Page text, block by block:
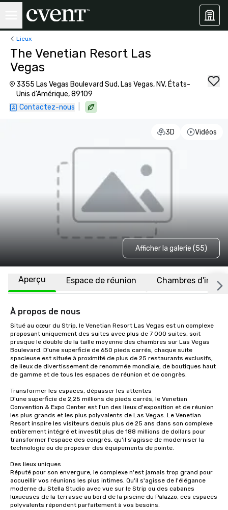
Lieux
The Venetian Resort Las
Vegas
3355 Las Vegas Boulevard Sud, Las Vegas, NV, États-
Unis d'Amérique, 89109
Contactez-nous
3D Vidéos
Afficher la galerie (55)
Aperçu Espace de réunion Chambres
À propos de nous
Situé au cœur du Strip, le Venetian Resort Las Vegas est un complexe
proposant uniquement des suites avec plus de 7 000 suites, soit
presque le double de la taille moyenne des chambres sur Las Vegas
Boulevard. D'une superficie de 650 pieds carrés, chaque suite
spacieuse est située à proximité de plus de 25 restaurants exclusifs,
de lieux de divertissement de renommée mondiale, de boutiques haut
de gamme et de tous les espaces de réunion et de congrès.
Transformer les espaces, dépasser les attentes
D'une superficie de 2,25 millions de pieds carrés, le Venetian
Convention & Expo Center est l'un des lieux d'exposition et de réunion
les plus grands et les plus polyvalents de Las Vegas. Le Venetian
Resort inspire les visiteurs depuis plus de 25 ans dans son complexe
entièrement intégré et investit plus de 188 millions de dollars pour
transformer l'espace des congrès, qu'il s'agisse de moderniser la
technologie ou de proposer des équipements de pointe.
Des lieux uniques
Réputé pour son envergure, le complexe n'est jamais trop grand pour
accueillir vos réunions les plus intimes. Qu'il s'agisse de l'élégance
moderne du Stella Studio avec vue sur le Strip ou des cabanes
luxueuses de la terrasse au bord de la piscine du Palazzo, ces espaces
polyvalents répondent parfaitement à vos besoins.